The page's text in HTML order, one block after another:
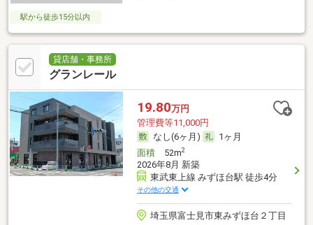
駅から徒歩15分以内
貸店舗・事務所
グランレール
19.80万円
管理費等11,000円
なし(6ヶ月)
1ヶ月
面積52m2
2026年8月 新築
東武東上線 みずほ台駅 徒歩4分
その他の交通
埼玉県富士見市東みずほ台２丁目